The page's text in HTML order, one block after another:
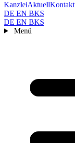
KanzleiAktuellKontakt
DE EN BKS
DE EN BKS
Menü